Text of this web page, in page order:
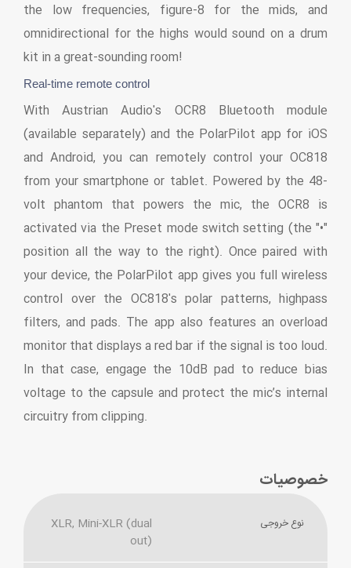
the low frequencies, figure-8 for the mids, and
omnidirectional for the highs would sound on a drum
kit in a great-sounding room!
Real-time remote control
With Austrian Audio's OCR8 Bluetooth module
(available separately) and the PolarPilot app for iOS
and Android, you can remotely control your OC818
from your smartphone or tablet. Powered by the 48-
volt phantom that powers the mic, the OCR8 is
activated via the Preset mode switch setting (the "•"
position all the way to the right). Once paired with
your device, the PolarPilot app gives you full wireless
control over the OC818's polar patterns, highpass
filters, and pads. The app also features an overload
monitor that displays a red bar if the signal is too loud.
In that case, engage the 10dB pad to reduce bias
voltage to the capsule and protect the mic’s internal
circuitry from clipping.
خصوصیات
نوع خروجی
XLR, Mini-XLR (dual
out)